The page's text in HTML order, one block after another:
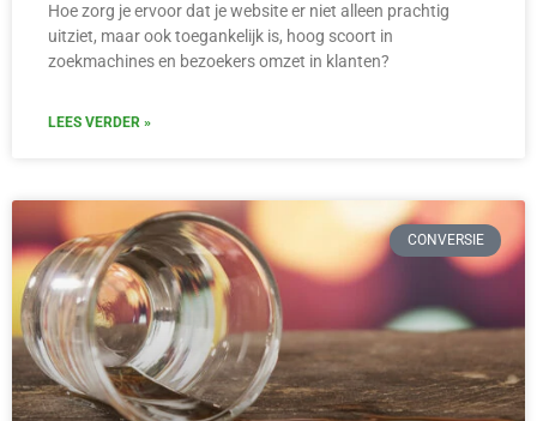
Hoe zorg je ervoor dat je website er niet alleen prachtig
uitziet, maar ook toegankelijk is, hoog scoort in
zoekmachines en bezoekers omzet in klanten?
LEES VERDER »
CONVERSIE